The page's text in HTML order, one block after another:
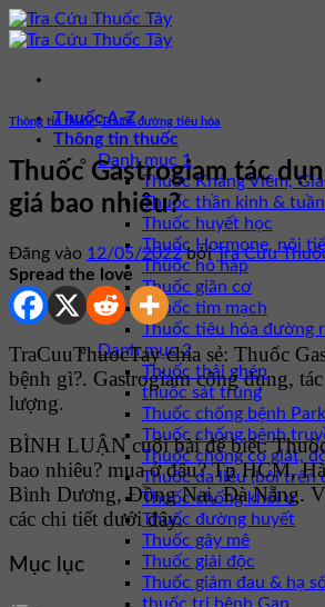
Bỏ
qua
dung
Thuốc A-Z
Thông tin thuốc
Danh mục 1
Thuốc Kháng Viêm,
Thuốc thần kinh &
Thuốc huyết học
Thuốc Hormone, nội
Thuốc hô hấp
Thuốc giãn cơ
Thuốc tim mạch
Thuốc tiêu hóa đường
Danh mục 2
Thuốc thải ghép
thuốc sát trùng
Thuốc chống bệnh
Thuốc chống bệnh
Thuốc chống co giật,
Thuốc da liễu (bôi trên
Thuốc chống khối u
Thuốc đường huyết
Thuốc gây mê
Thuốc giải độc
Thuốc giảm đau & hạ
Thông tin thuốc,Thuốc đường tiêu hóa
Thuốc Gastrogiam tác
giá bao nhiêu?
Đăng vào 12/05/2022 bởiTra Cứu
Spread the love
TraCuuThuocTay chia sẻ: Thuốc
bệnh gì?. Gastrogiam công dụng,
lượng.
BÌNH LUẬN cuối bài để biết:
bao nhiêu? mua ở đâu? Tp HCM,
Bình Dương, Đồng Nai, Đà Nẵng.
các chi tiết dưới đây.
Mục lục